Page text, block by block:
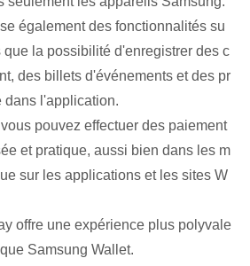
également des fonctionnalités su
la possibilité d'enregistrer des c
des billets d'événements et des pr
dans l'application.
pouvez effectuer des paiement
et pratique, aussi bien dans les m
sur les applications et les sites W
offre une expérience plus polyvale
Samsung Wallet.